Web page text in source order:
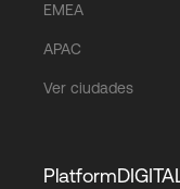
EMEA
APAC
Ver ciudades